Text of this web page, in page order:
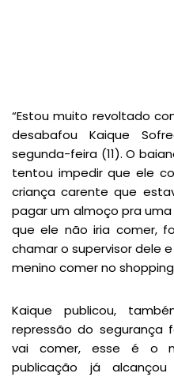
“Estou muito revoltado
desabafou Kaique
segunda-feira (11). O
tentou impedir que ele
criança carente que
pagar um almoço pra
que ele não iria comer,
chamar o supervisor dele
menino comer no
Kaique publicou,
repressão do segurança
vai comer, esse é o
publicação já